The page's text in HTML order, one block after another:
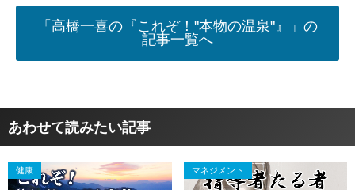
「高橋一喜の『これぞ！"本物の温泉"』」の
記事一覧へ
あわせて読みたい記事
健康 マネジメント